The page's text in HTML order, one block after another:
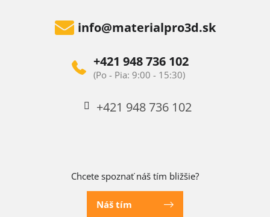
info@materialpro3d.sk
+421 948 736 102
+421 948 736 102
Chcete spoznať náš tím bližšie?
Náš tím